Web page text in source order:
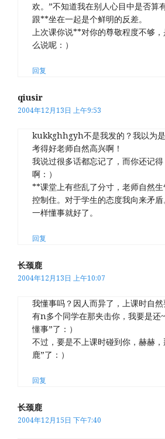
欢。”不知道我在别人心目中是否算
跟**坐在一起是个鲜明的反差。
上次课你说**对你的尊敬程度不够
么说呢：）
回复
qiusir
2004年12月13日 上午9:53
kukkghhgyh不是我发的？我以为是
考得好老师自然高兴啊！
我说过很多话都忘记了，而你还记
啊：）
**课堂上有些乱了分寸，老师自然
控制住。对于学生的态度我向来矛
一样懂事就好了。
回复
长颈鹿
2004年12月13日 上午10:07
我懂事吗？因人而异了，上课时自
有n多个同学在那夹击你，我要是还
懂事”了：）
不过，要是不上课时碰到你，赫赫
鹿”了：）
回复
长颈鹿
2004年12月15日 下午7:40